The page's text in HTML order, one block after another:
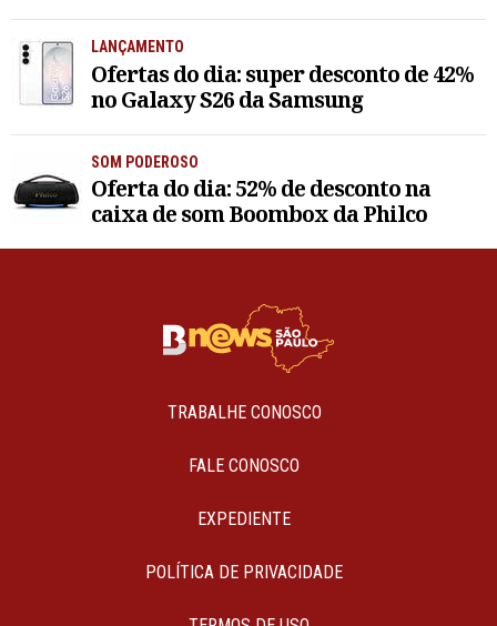
LANÇAMENTO
Ofertas do dia: super desconto de 42%
no Galaxy S26 da Samsung
SOM PODEROSO
Oferta do dia: 52% de desconto na
caixa de som Boombox da Philco
TRABALHE CONOSCO
FALE CONOSCO
EXPEDIENTE
POLÍTICA DE PRIVACIDADE